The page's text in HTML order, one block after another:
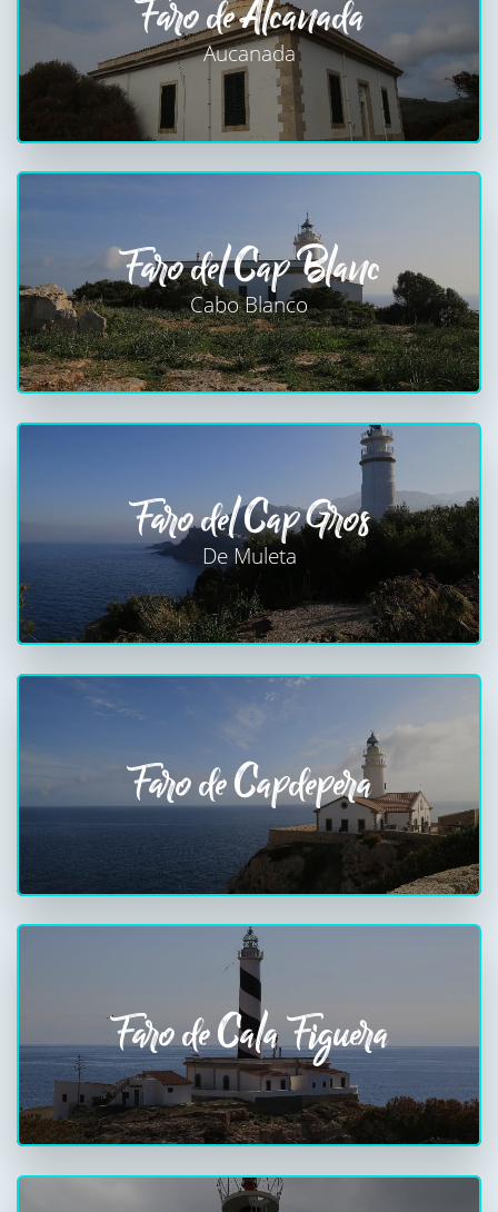
Faro de Alcanada
Aucanada
Faro del Cap Blanc
Cabo Blanco
Faro del Cap Gros
De Muleta
Faro de Capdepera
Faro de Cala Figuera